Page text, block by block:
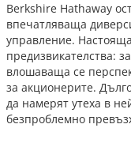
Berkshire Hathaway
впечатляваща
управление.
предизвикателства:
влошаваща се
за акционерите.
да намерят утеха в
безпроблемно